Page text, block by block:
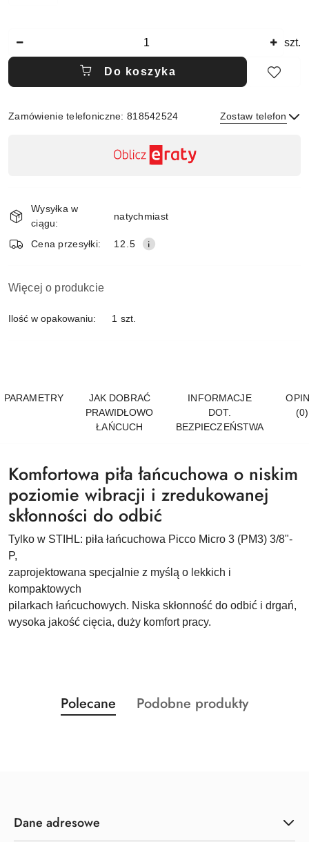
szt.
Do koszyka
Zamówienie telefoniczne: 818542524 Zostaw telefon
dostawa
Wysyłka w
ciągu:
natychmiast
Cena przesyłki: 12.5
Więcej o produkcie
Ilość w opakowaniu: 1 szt.
PARAMETRY
JAK DOBRAĆ
PRAWIDŁOWO
ŁAŃCUCH
INFORMACJE
DOT.
BEZPIECZEŃSTWA
(0)
Komfortowa piła łańcuchowa o niskim
poziomie wibracji i zredukowanej
skłonności do odbić
Tylko w STIHL: piła łańcuchowa Picco Micro 3 (PM3) 3/8"-
P,
zaprojektowana specjalnie z myślą o lekkich i
kompaktowych
pilarkach łańcuchowych. Niska skłonność do odbić i drgań,
wysoka jakość cięcia, duży komfort pracy.
Pomiń karuzelę produktów
Produkty
o
Polecane
Produkty
Podobne produkty
Dane adresowe